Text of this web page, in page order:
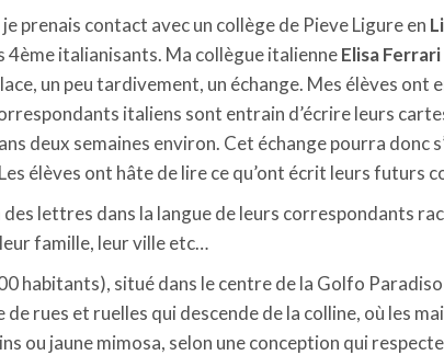
prenais contact avec un collège de Pieve Ligure en
4ème italianisants. Ma collègue italienneElisa Ferrari
un peu tardivement, un échange. Mes élèves ont
italiens sont entrain d’écrire leurs
deux semaines environ. Cet échange pourra donc
élèves ont hâte de lire ce qu’ont écrit leurs futurs
des lettres dans la langue de leurs correspondants
famille, leur ville etc…
habitants), situé dans le centre de la Golfo
de rues et ruelles qui descende de la colline, où les
ou jaune mimosa, selon une conception qui